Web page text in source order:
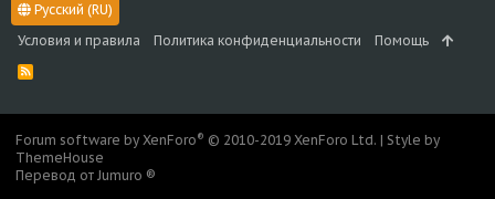
Русский (RU)
Условия и правила
Политика конфиденциальности Помощь
R
Forum software by XenForo® © 2010-2019 XenForo Ltd. | Style by
ThemeHouse
Перевод от Jumuro ®